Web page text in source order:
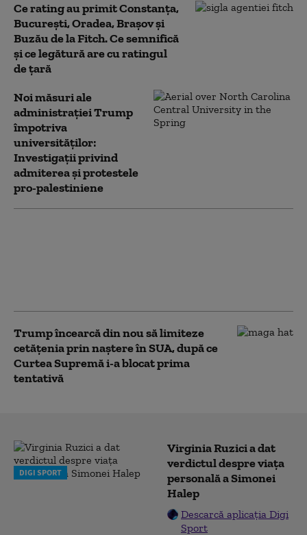
Ce rating au primit Constanța,
București, Oradea, Brașov și
Buzău de la Fitch. Ce semnifică
și ce legătură are cu ratingul
de țară
Noi măsuri ale
administrației Trump
împotriva
universităților:
Investigații privind
admiterea și protestele
pro-palestiniene
Trump încearcă din nou să limiteze
cetățenia prin naștere în SUA, după ce
Curtea Supremă i-a blocat prima
tentativă
DIGI SPORT
Virginia Ruzici a dat
verdictul despre viața
personală a Simonei
Halep
Descarcă aplicația Digi
Sport